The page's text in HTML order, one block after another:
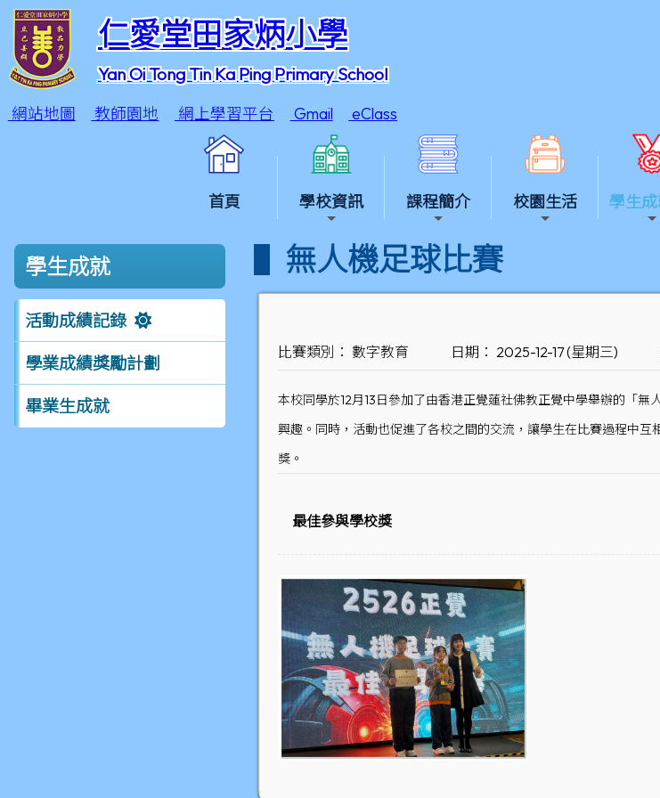
仁愛堂田家炳小學
Yan Oi Tong Tin Ka Ping Primary School
網站地圖 教師園地 網上學習平台 Gmail eClass
首頁 學校資訊 課程簡介 校園生活 學生
學生成就
活動成績記錄
學業成績獎勵計劃
畢業生成就
無人機足球比賽
比賽類別： 數字教育 日期： 2025-12-17 (星期三)
本校同學於12月13日參加了由香港正覺蓮社佛教正覺中學舉辦的「
興趣。同時，活動也促進了各校之間的交流，讓學生在比賽過程中
獎。
最佳參與學校獎